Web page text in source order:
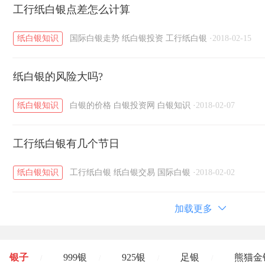
工行纸白银点差怎么计算
纸白银知识 国际白银走势 纸白银投资 工行纸白银 · 2018-02-15
纸白银的风险大吗?
纸白银知识 白银的价格 白银投资网 白银知识 · 2018-02-07
工行纸白银有几个节日
纸白银知识 工行纸白银 纸白银交易 国际白银 · 2018-02-02
加载更多
银子 999银 925银 足银 熊猫金